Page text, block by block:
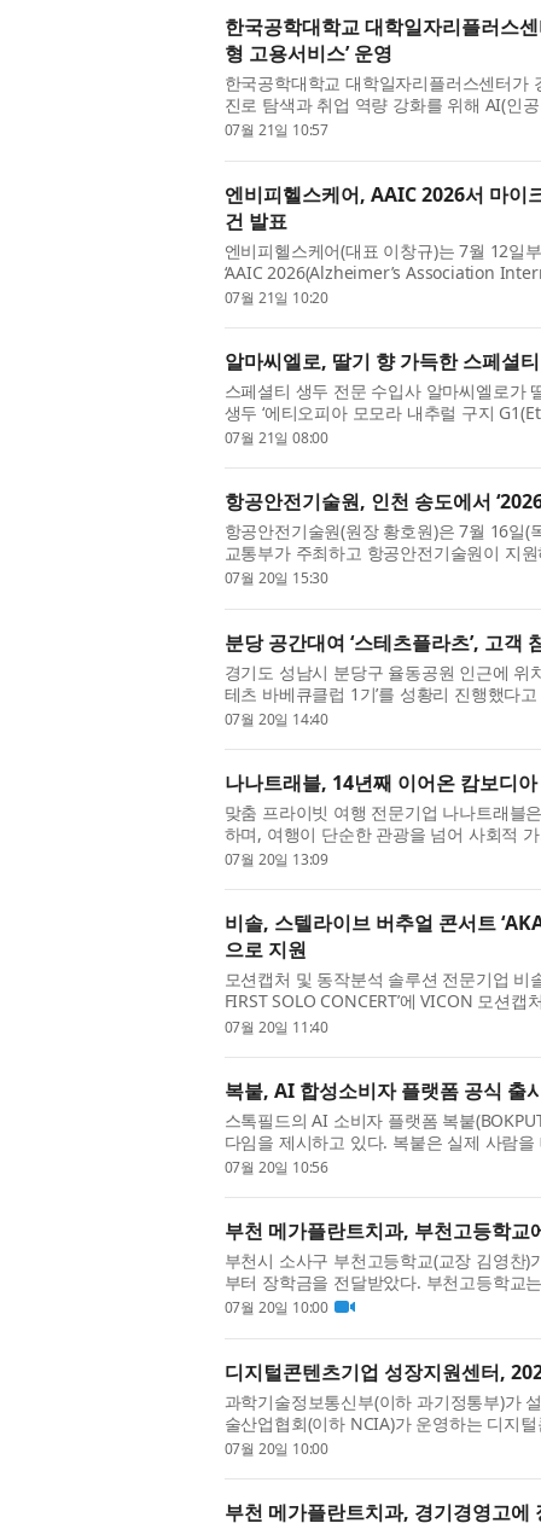
한국공학대학교 대학일자리플러스
형 고용서비스’ 운영
한국공학대학교 대학일자리플러스센터가
진로 탐색과 취업 역량 강화를 위해 AI(인
영했다. 이번 프로그램은 학생들이 AI 기
07월 21일 10:57
엔비피헬스케어, AAIC 2026서 마이
건 발표
엔비피헬스케어(대표 이창규)는 7월 12일
‘AAIC 2026(Alzheimer’s Association
인지기능 개선 소재 NVP-2106과 동일 균
07월 21일 10:20
알마씨엘로, 딸기 향 가득한 스페셜
스페셜티 생두 전문 수입사 알마씨엘로가
생두 ‘에티오피아 모모라 내추럴 구지
내 커피 시장의 이목을 집중시키고 있다.
07월 21일 08:00
항공안전기술원, 인천 송도에서
항공안전기술원(원장 황호원)은 7월 16일
교통부가 주최하고 항공안전기술원이 지
적으로 마쳤다고 밝혔다. 이번 쇼케이스는
07월 20일 15:30
분당 공간대여 ‘스테츠플라츠’, 고객
경기도 성남시 분당구 율동공원 인근에 위
테츠 바베큐클럽 1기’를 성황리 진행했다
스테츠글로벌의 고기 특화 에어프라이어 ‘
07월 20일 14:40
나나트래블, 14년째 이어온 캄보디
맞춤 프라이빗 여행 전문기업 나나트래블
하며, 여행이 단순한 관광을 넘어 사회적
고 있다고 밝혔다. 나나트래블의 사회공헌
07월 20일 13:09
비솔, 스텔라이브 버추얼 콘서트
으로 지원
모션캡처 및 동작분석 솔루션 전문기업 비
FIRST SOLO CONCERT’에 VICON 모션
공적인 운영을 지원했다고 밝혔다. 이번
07월 20일 11:40
복붙, AI 합성소비자 플랫폼 공식 출
스톡필드의 AI 소비자 플랫폼 복붙
다임을 제시하고 있다. 복붙은 실제 사람
기업의 제품 검증, 설문조사, 전화 인터뷰,
07월 20일 10:56
부천 메가플란트치과, 부천고등학교
부천시 소사구 부천고등학교(교장 김영찬
부터 장학금을 전달받았다. 부천고등학교
과학고등학교로 전환이 결정되며 새로운
07월 20일 10:00
디지털콘텐츠기업 성장지원센터,
과학기술정보통신부(이하 과기정통부)가
술산업협회(이하 NCIA)가 운영하는 디지
입주기업을 모집한다고 밝혔다. DC센터는
07월 20일 10:00
부천 메가플란트치과, 경기경영고에